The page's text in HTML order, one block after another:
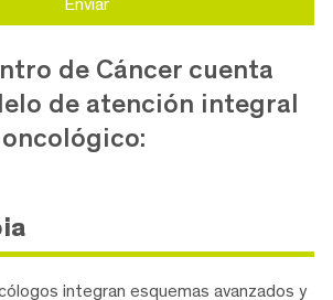
de Cáncer cuenta
de atención integral
integran esquemas avanzados y